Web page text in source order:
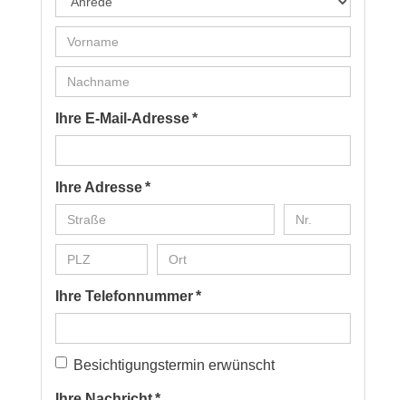
Ihre E-Mail-Adresse *
Ihre Adresse *
Ihre Telefonnummer *
Besichtigungstermin erwünscht